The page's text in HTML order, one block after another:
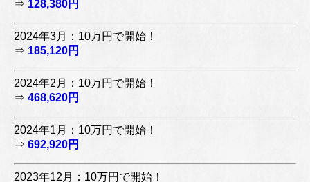
⇒ 128,380円
2024年3月：10万円で開始！
⇒ 185,120円
2024年2月：10万円で開始！
⇒ 468,620円
2024年1月：10万円で開始！
⇒ 692,920円
2023年12月：10万円で開始！